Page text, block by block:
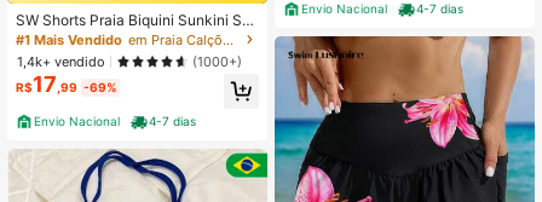
4,83 745 Seguidores
SW Shorts Praia Biquini Sunkini Sh
ort com Ajustes nas laterais de ama
rrar Piscina Feminino verão Nó Prai
a
#1 Mais Vendido
em Praia Calções Femininos
1,4k+ vendido
(1000+)
R$17 ,99 -69%
Envio Nacional 4-7 dias
Envio Nacional 4-7 dias